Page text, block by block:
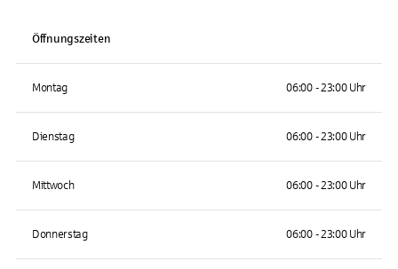
Öffnungszeiten
Montag 06:00 - 23:00 Uhr
Dienstag 06:00 - 23:00 Uhr
Mittwoch 06:00 - 23:00 Uhr
Donnerstag 06:00 - 23:00 Uhr